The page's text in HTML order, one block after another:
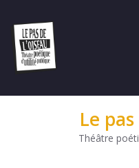
Le
Théâtre